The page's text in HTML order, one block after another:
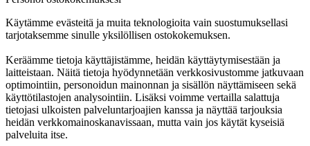
Käytämme evästeitä ja muita teknologioita vain suostumuksellasi
tarjotaksemme sinulle yksilöllisen ostokokemuksen.
Keräämme tietoja käyttäjistämme, heidän käyttäytymisestään ja
laitteistaan. Näitä tietoja hyödynnetään verkkosivustomme jatkuvaan
optimointiin, personoidun mainonnan ja sisällön näyttämiseen sekä
käyttötilastojen analysointiin. Lisäksi voimme vertailla salattuja
tietojasi ulkoisten palveluntarjoajien kanssa ja näyttää tarjouksia
heidän verkkomainoskanavissaan, mutta vain jos käytät kyseisiä
palveluita itse.